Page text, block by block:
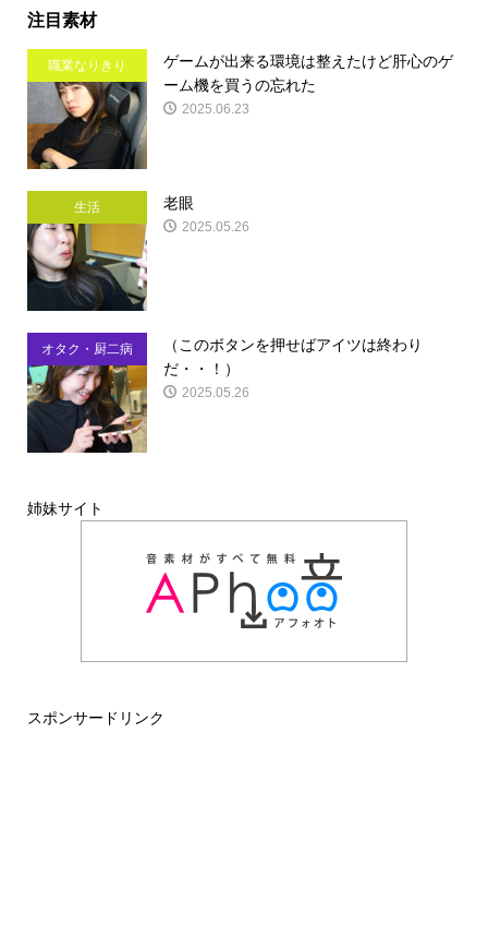
注目素材
職業なりきり
ゲームが出来る環境は整えたけど肝心のゲ
ーム機を買うの忘れた
2025.06.23
生活 老眼
2025.05.26
オタク・厨二病
（このボタンを押せばアイツは終わり
だ・・！）
2025.05.26
姉妹サイト
スポンサードリンク